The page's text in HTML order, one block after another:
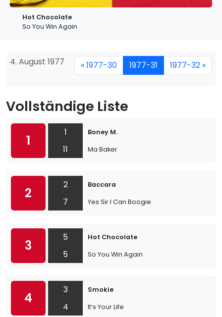
Hot Chocolate
So You Win Again
4. August 1977 « 1977-30 1977-31 1977-32 »
Vollständige Liste
1
1
11
Boney M.
Ma Baker
2
2
7
Baccara
Yes Sir I Can Boogie
3
5
5
Hot Chocolate
So You Win Again
4
3
4
Smokie
It’s Your Life